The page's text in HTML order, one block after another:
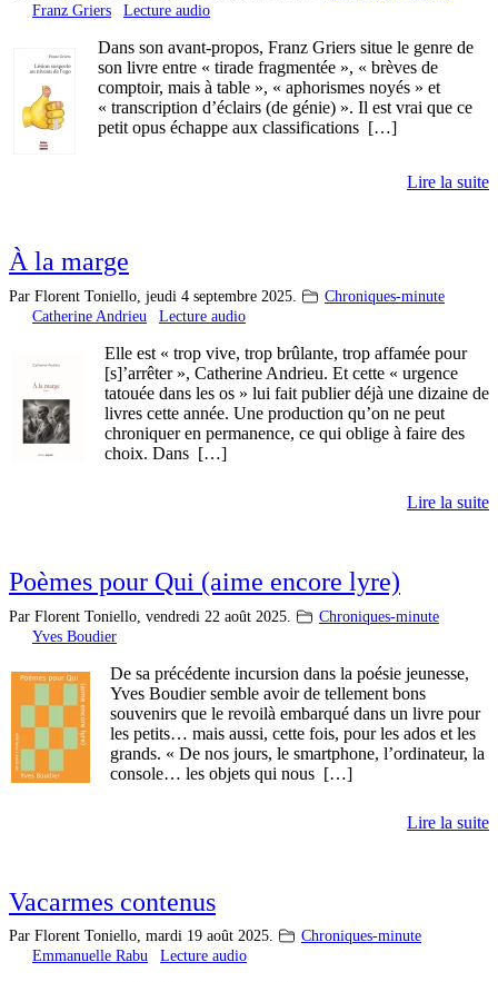
Franz Griers
Lecture audio
Dans son avant-propos, Franz Griers situe le genre de
son livre entre « tirade fragmentée », « brèves de
comptoir, mais à table », « aphorismes noyés » et
« transcription d’éclairs (de génie) ». Il est vrai que ce
petit opus échappe aux classifications […]
Lire la suite
À la marge
Par Florent Toniello, jeudi 4 septembre 2025.
Chroniques-minute
Catherine Andrieu
Lecture audio
Elle est « trop vive, trop brûlante, trop affamée pour
[s]’arrêter », Catherine Andrieu. Et cette « urgence
tatouée dans les os » lui fait publier déjà une dizaine de
livres cette année. Une production qu’on ne peut
chroniquer en permanence, ce qui oblige à faire des
choix. Dans […]
Lire la suite
Poèmes pour Qui (aime encore lyre)
Par Florent Toniello, vendredi 22 août 2025.
Chroniques-minute
Yves Boudier
De sa précédente incursion dans la poésie jeunesse,
Yves Boudier semble avoir de tellement bons
souvenirs que le revoilà embarqué dans un livre pour
les petits… mais aussi, cette fois, pour les ados et les
grands. « De nos jours, le smartphone, l’ordinateur, la
console… les objets qui nous […]
Lire la suite
Vacarmes contenus
Par Florent Toniello, mardi 19 août 2025.
Chroniques-minute
Emmanuelle Rabu
Lecture audio